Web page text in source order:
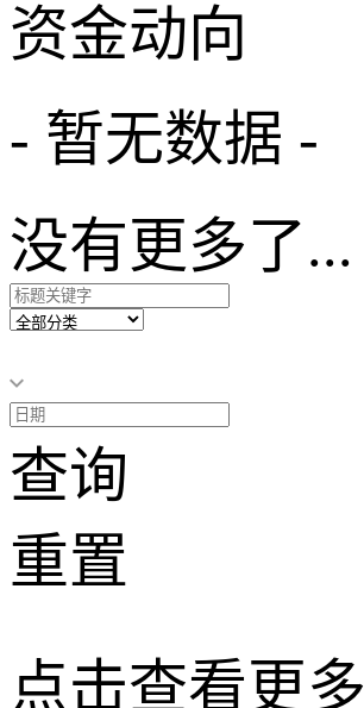
资金动向
- 暂无数据 -
没有更多了...
查询
重置
点击查看更多